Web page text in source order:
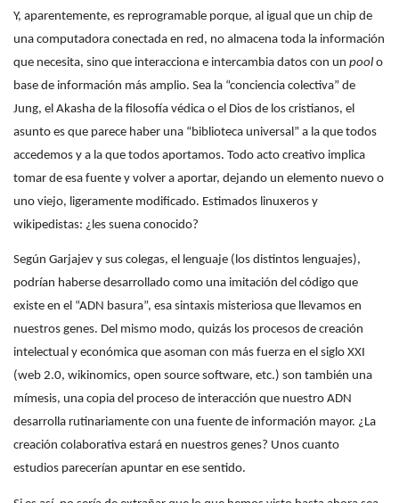
Y, aparentemente, es reprogramable porque, al igual que un chip de
una computadora conectada en red, no almacena toda la información
que necesita, sino que interacciona e intercambia datos con un pool o
base de información más amplio. Sea la “conciencia colectiva” de
Jung, el Akasha de la filosofía védica o el Dios de los cristianos, el
asunto es que parece haber una “biblioteca universal” a la que todos
accedemos y a la que todos aportamos. Todo acto creativo implica
tomar de esa fuente y volver a aportar, dejando un elemento nuevo o
uno viejo, ligeramente modificado. Estimados linuxeros y
wikipedistas: ¿les suena conocido?
Según Garjajev y sus colegas, el lenguaje (los distintos lenguajes),
podrían haberse desarrollado como una imitación del código que
existe en el “ADN basura”, esa sintaxis misteriosa que llevamos en
nuestros genes. Del mismo modo, quizás los procesos de creación
intelectual y económica que asoman con más fuerza en el siglo XXI
(web 2.0, wikinomics, open source software, etc.) son también una
mímesis, una copia del proceso de interacción que nuestro ADN
desarrolla rutinariamente con una fuente de información mayor. ¿La
creación colaborativa estará en nuestros genes? Unos cuanto
estudios parecerían apuntar en ese sentido.